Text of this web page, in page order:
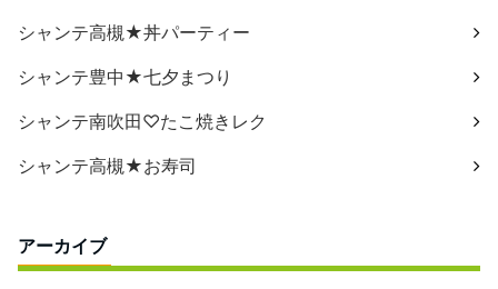
シャンテ高槻★丼パーティー
シャンテ豊中★七夕まつり
シャンテ南吹田♡たこ焼きレク
シャンテ高槻★お寿司
アーカイブ